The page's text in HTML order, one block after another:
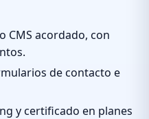
CMS acordado, con
de contacto e
y certificado en planes